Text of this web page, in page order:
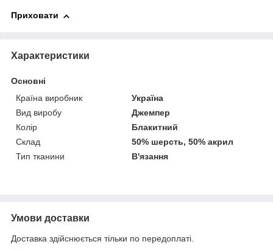
Приховати
Характеристики
Основні
Країна виробник
Україна
Вид виробу
Джемпер
Колір
Блакитний
Склад
50% шерсть, 50% акрил
Тип тканини
В'язання
Умови доставки
Доставка здійснюється тільки по передоплаті.